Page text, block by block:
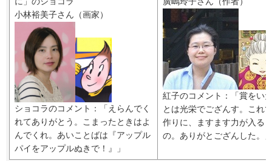
小林裕美子さん（画家）
ショコラのコメント：「えらんでく
れてありがとう。こまったときはよ
んでくれ。あいことばは『アップル
パイをアップルぬきで！』」
紅子のコメント：「賞をい
とは光栄でござんす。これ
作りに、ますます力が入る
の。ありがとござんした。